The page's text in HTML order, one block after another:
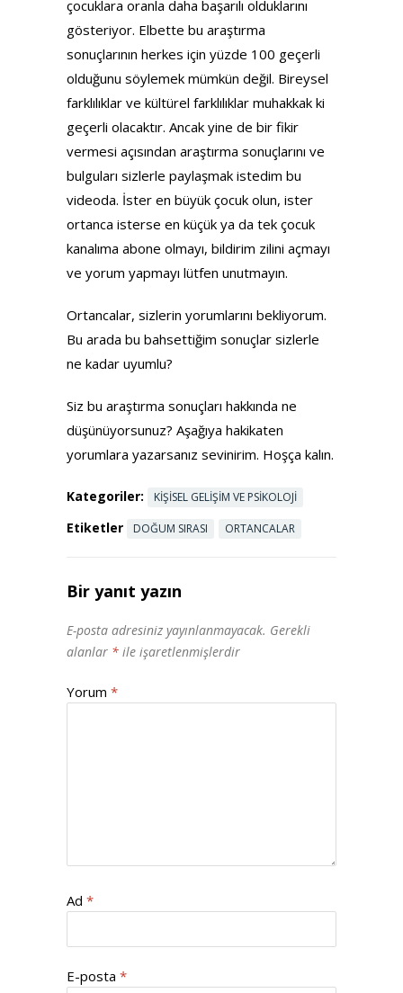
çocuklara oranla daha başarılı olduklarını
gösteriyor. Elbette bu araştırma
sonuçlarının herkes için yüzde 100 geçerli
olduğunu söylemek mümkün değil. Bireysel
farklılıklar ve kültürel farklılıklar muhakkak ki
geçerli olacaktır. Ancak yine de bir fikir
vermesi açısından araştırma sonuçlarını ve
bulguları sizlerle paylaşmak istedim bu
videoda. İster en büyük çocuk olun, ister
ortanca isterse en küçük ya da tek çocuk
kanalıma abone olmayı, bildirim zilini açmayı
ve yorum yapmayı lütfen unutmayın.
Ortancalar, sizlerin yorumlarını bekliyorum.
Bu arada bu bahsettiğim sonuçlar sizlerle
ne kadar uyumlu?
Siz bu araştırma sonuçları hakkında ne
düşünüyorsunuz? Aşağıya hakikaten
yorumlara yazarsanız sevinirim. Hoşça kalın.
Kategoriler: KIŞISEL GELIŞIM VE PSIKOLOJI
Etiketler DOĞUM SIRASI ORTANCALAR
Bir yanıt yazın
E-posta adresiniz yayınlanmayacak. Gerekli
alanlar * ile işaretlenmişlerdir
Yorum *
Ad *
E-posta *